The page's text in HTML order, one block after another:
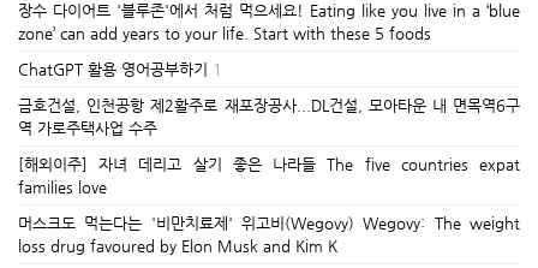
장수 다이어트 '블루존'에서 처럼 먹으세요! Eating like you live in a ‘blue
zone’ can add years to your life. Start with these 5 foods
ChatGPT 활용 영어공부하기
1
금호건설, 인천공항 제2활주로 재포장공사...DL건설, 모아타운 내 면목역6구
역 가로주택사업 수주
[해외이주] 자녀 데리고 살기 좋은 나라들 The five countries expat
families love
머스크도 먹는다는 '비만치료제' 위고비(Wegovy) Wegovy: The weight
loss drug favoured by Elon Musk and Kim K